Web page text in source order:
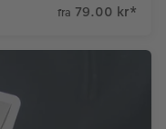
fra 79.00 kr*